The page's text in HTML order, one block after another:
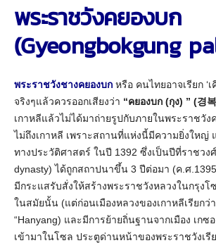
พระราชวังคยองบก
(Gyeongbokgung
พระราชวังชางคยองบก หรือ คนไทยอาจเรียก ‘เ
จริงๆแล้วควรออกเสียงว่า “คยองบก (กุง) ” (경
เกาหลีแล้วไม่ได้มาถ่ายรูปกับภายในพระราชวัง
ไม่ถึงเกาหลี เพราะสถานที่แห่งนี้มีความยิ่งใหญ่
ทางประวัติศาสตร์ ในปี 1392 ซึ่งเป็นปีที่ราชวง
dynasty) ได้ถูกสถาปนาขึ้น 3 ปีต่อมา (ค.ศ
มีกระแสรับสั่งให้สร้างพระราชวังหลวงในกรุงโ
ในสมัยนั้น (แต่ก่อนเมืองหลวงของเกาหลีเรียกว่า
“Hanyang) และมีการย้ายถิ่นฐานจากเมือง เกซ
เข้ามาในโซล ประตูด่านหน้าของพระราชวังเรี